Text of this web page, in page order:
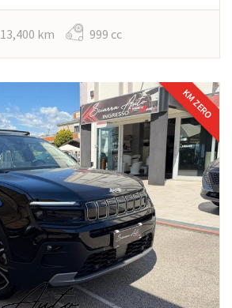
13,400 km 999 cc
KM ZERO